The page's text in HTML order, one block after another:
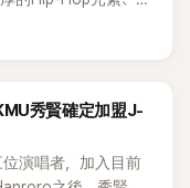
融入美式街頭、塗
一。
秀賢確定加盟J-
演唱者，加入目前